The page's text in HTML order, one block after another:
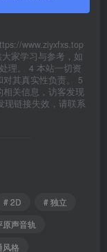
www.ziyxfxs.top
家学习与参考，如
理。 4 本站一切资
其真实性负责。 5
关信息，访客发现
现链接失效，请联系
# 2D
# 独立
声音轨
风格